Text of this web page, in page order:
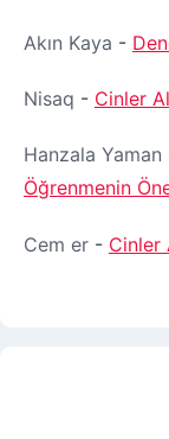
Akın Kaya -
Nisaq - Cinler
Hanzala Yaman
Öğrenmenin
Cem er - Cinler